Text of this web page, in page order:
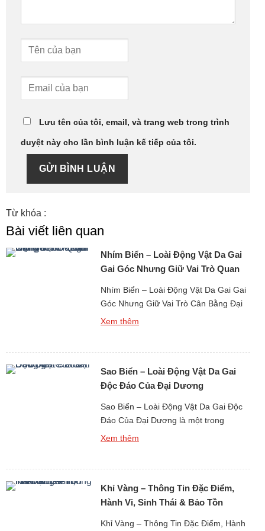
Lưu tên của tôi, email, và trang web trong trình
duyệt này cho lần bình luận kế tiếp của tôi.
GỬI BÌNH LUẬN
Từ khóa :
Bài viết liên quan
Nhím Biển – Loài Động Vật Da Gai
Gai Góc Nhưng Giữ Vai Trò Quan
Nhím Biển – Loài Động Vật Da Gai Gai
Góc Nhưng Giữ Vai Trò Cân Bằng Đại
Dương là một sinh vật biển quen thuộc
cần một bước chân sơ ý khi […]
Xem thêm
Sao Biển – Loài Động Vật Da Gai
Độc Đáo Của Đại Dương
Sao Biển – Loài Động Vật Da Gai Độc
Đáo Của Đại Dương là một trong
những hình ảnh quen thuộc và mang
dưới đáy biển, sao biển không chỉ thu
hút […]
Xem thêm
Khỉ Vàng – Thông Tin Đặc Điểm,
Hành Vi, Sinh Thái & Bảo Tồn
Khỉ Vàng – Thông Tin Đặc Điểm, Hành